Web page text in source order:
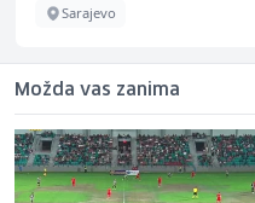
Sarajevo
Možda vas zanima